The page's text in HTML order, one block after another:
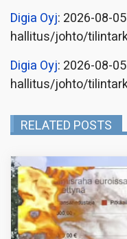
Digia Oyj: 2026-08-
hallitus/johto/
Digia Oyj: 2026-08-
hallitus/johto/
RELATED POSTS